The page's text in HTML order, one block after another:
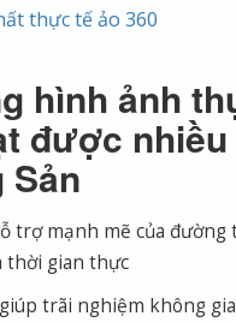
thực tế ảo 360
hình ảnh
được
Sản
trợ mạnh mẽ của
thời gian thực
trãi nghiệm không